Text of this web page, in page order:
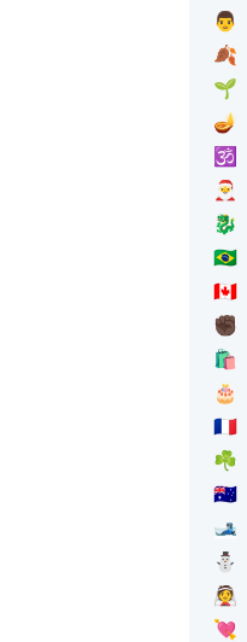
👨
🍂
🌱
🪔
🕉️
🎅
🐉
🇧🇷
🇨🇦
✊🏿
🛍️
🎂
🇫🇷
☘️
🇦🇺
🎿
⛄
👰
💘